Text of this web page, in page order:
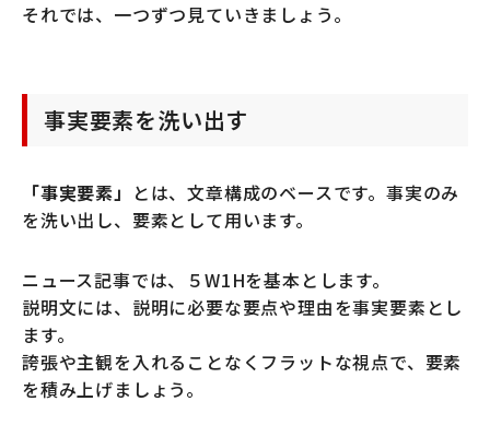
それでは、一つずつ見ていきましょう。
事実要素を洗い出す
「事実要素」 とは、文章構成のベースです。事実のみ
を洗い出し、要素として用います。
ニュース記事では、５W1Hを基本とします。
説明文には、説明に必要な要点や理由を事実要素とし
ます。
誇張や主観を入れることなくフラットな視点で、要素
を積み上げましょう。